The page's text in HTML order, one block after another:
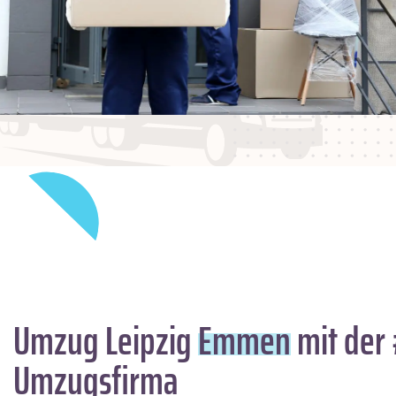
Umzug LeipzigEmmenmit der
Umzugsfirma